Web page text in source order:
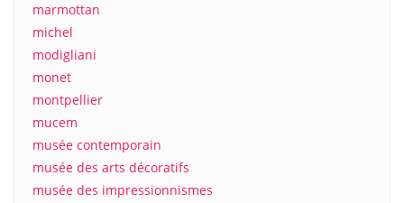
marmottan
michel
modigliani
monet
montpellier
mucem
musée contemporain
musée des arts décoratifs
musée des impressionnismes